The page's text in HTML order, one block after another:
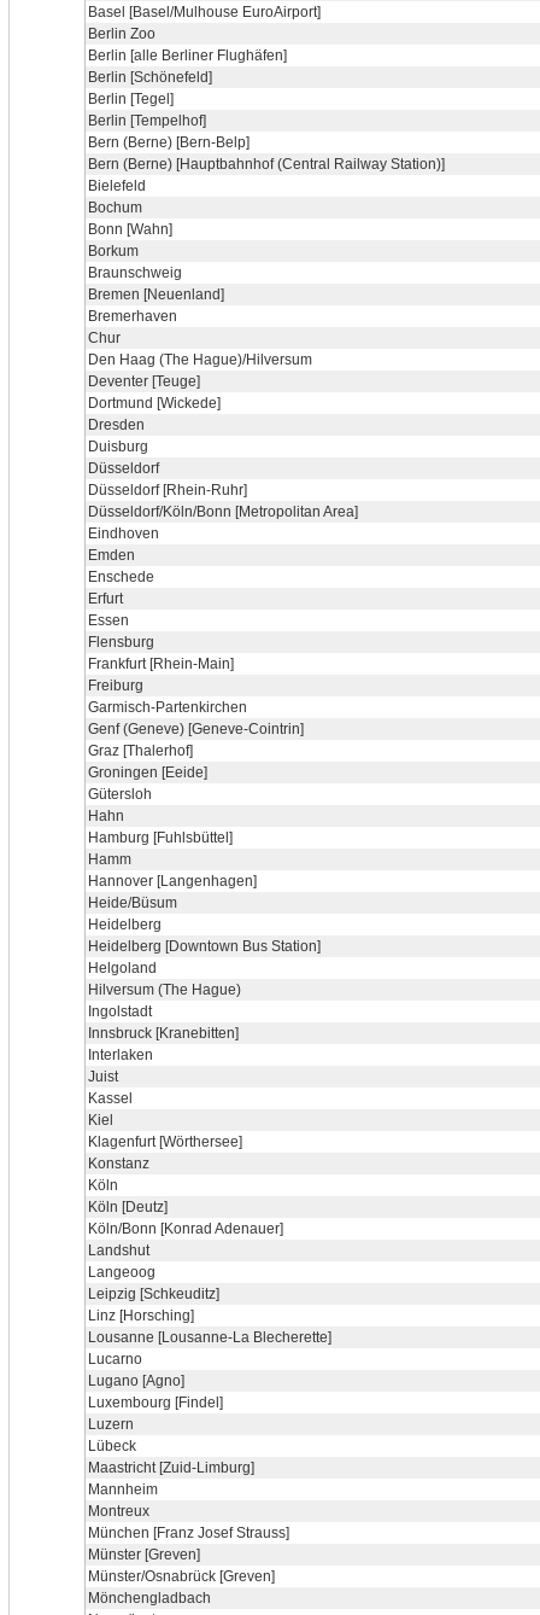
Basel [Basel/Mulhouse EuroAirport]
Berlin Zoo
Berlin [alle Berliner Flughäfen]
Berlin [Schönefeld]
Berlin [Tegel]
Berlin [Tempelhof]
Bern (Berne) [Bern-Belp]
Bern (Berne) [Hauptbahnhof (Central Railway Station)]
Bielefeld
Bochum
Bonn [Wahn]
Borkum
Braunschweig
Bremen [Neuenland]
Bremerhaven
Chur
Den Haag (The Hague)/Hilversum
Deventer [Teuge]
Dortmund [Wickede]
Dresden
Duisburg
Düsseldorf
Düsseldorf [Rhein-Ruhr]
Düsseldorf/Köln/Bonn [Metropolitan Area]
Eindhoven
Emden
Enschede
Erfurt
Essen
Flensburg
Frankfurt [Rhein-Main]
Freiburg
Garmisch-Partenkirchen
Genf (Geneve) [Geneve-Cointrin]
Graz [Thalerhof]
Groningen [Eeide]
Gütersloh
Hahn
Hamburg [Fuhlsbüttel]
Hamm
Hannover [Langenhagen]
Heide/Büsum
Heidelberg
Heidelberg [Downtown Bus Station]
Helgoland
Hilversum (The Hague)
Ingolstadt
Innsbruck [Kranebitten]
Interlaken
Juist
Kassel
Kiel
Klagenfurt [Wörthersee]
Konstanz
Köln
Köln [Deutz]
Köln/Bonn [Konrad Adenauer]
Landshut
Langeoog
Leipzig [Schkeuditz]
Linz [Horsching]
Lousanne [Lousanne-La Blecherette]
Lucarno
Lugano [Agno]
Luxembourg [Findel]
Luzern
Lübeck
Maastricht [Zuid-Limburg]
Mannheim
Montreux
München [Franz Josef Strauss]
Münster [Greven]
Münster/Osnabrück [Greven]
Mönchengladbach